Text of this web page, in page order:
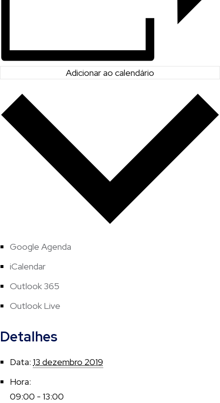
Adicionar ao calendário
Google Agenda
iCalendar
Outlook 365
Outlook Live
Detalhes
Data: 13 dezembro 2019
Hora:
09:00 - 13:00